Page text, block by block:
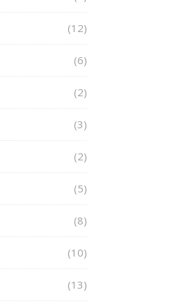
(12)
(6)
(2)
(3)
(2)
(5)
(8)
(10)
(13)